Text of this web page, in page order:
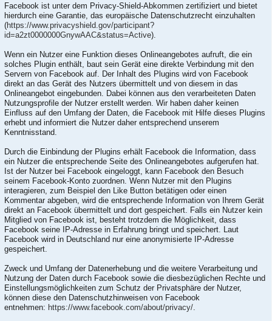
Facebook ist unter dem Privacy-Shield-Abkommen zertifiziert und bietet
hierdurch eine Garantie, das europäische Datenschutzrecht einzuhalten
(https://www.privacyshield.gov/participant?
id=a2zt0000000GnywAAC&status=Active).
Wenn ein Nutzer eine Funktion dieses Onlineangebotes aufruft, die ein
solches Plugin enthält, baut sein Gerät eine direkte Verbindung mit den
Servern von Facebook auf. Der Inhalt des Plugins wird von Facebook
direkt an das Gerät des Nutzers übermittelt und von diesem in das
Onlineangebot eingebunden. Dabei können aus den verarbeiteten Daten
Nutzungsprofile der Nutzer erstellt werden. Wir haben daher keinen
Einfluss auf den Umfang der Daten, die Facebook mit Hilfe dieses Plugins
erhebt und informiert die Nutzer daher entsprechend unserem
Kenntnisstand.
Durch die Einbindung der Plugins erhält Facebook die Information, dass
ein Nutzer die entsprechende Seite des Onlineangebotes aufgerufen hat.
Ist der Nutzer bei Facebook eingeloggt, kann Facebook den Besuch
seinem Facebook-Konto zuordnen. Wenn Nutzer mit den Plugins
interagieren, zum Beispiel den Like Button betätigen oder einen
Kommentar abgeben, wird die entsprechende Information von Ihrem Gerät
direkt an Facebook übermittelt und dort gespeichert. Falls ein Nutzer kein
Mitglied von Facebook ist, besteht trotzdem die Möglichkeit, dass
Facebook seine IP-Adresse in Erfahrung bringt und speichert. Laut
Facebook wird in Deutschland nur eine anonymisierte IP-Adresse
gespeichert.
Zweck und Umfang der Datenerhebung und die weitere Verarbeitung und
Nutzung der Daten durch Facebook sowie die diesbezüglichen Rechte und
Einstellungsmöglichkeiten zum Schutz der Privatsphäre der Nutzer,
können diese den Datenschutzhinweisen von Facebook
entnehmen: https://www.facebook.com/about/privacy/